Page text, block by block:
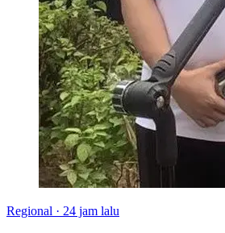
Regional · 24 jam lalu